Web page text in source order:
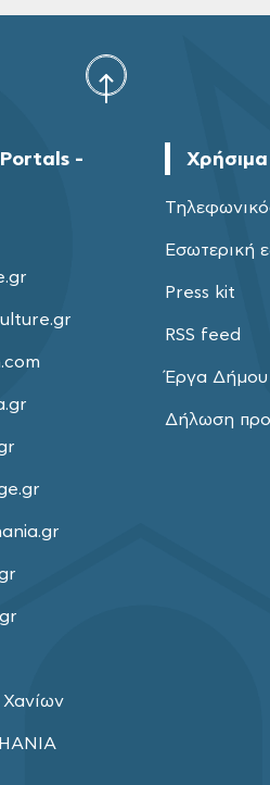
-
Χρήσιμα
Εσωτερική
Press kit
RSS feed
Έργα Δήμου
Δήλωση